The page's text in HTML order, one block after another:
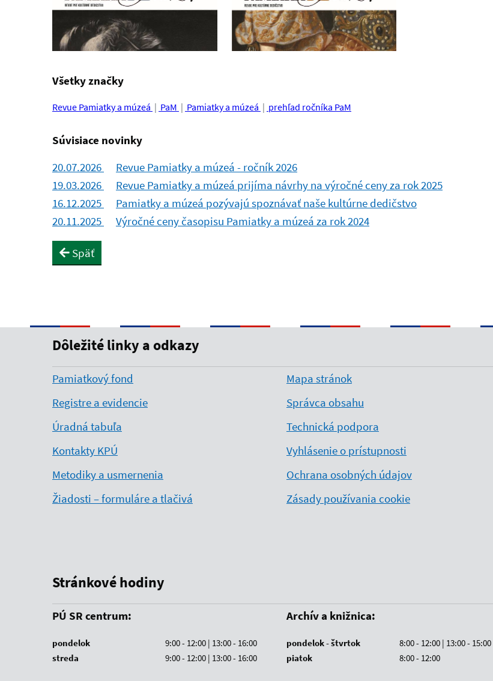
Všetky značky
Revue Pamiatky a múzeá PaM Pamiatky a múzeá prehľad ročníka PaM
Súvisiace novinky
20.07.2026
Revue Pamiatky a múzeá - ročník 2026
19.03.2026
Revue Pamiatky a múzeá prijíma návrhy na výročné ceny za rok 2025
16.12.2025
Pamiatky a múzeá pozývajú spoznávať naše kultúrne dedičstvo
20.11.2025
Výročné ceny časopisu Pamiatky a múzeá za rok 2024
Späť
Dôležité linky a odkazy
Pamiatkový fond
Registre a evidencie
Úradná tabuľa
Kontakty KPÚ
Metodiky a usmernenia
Žiadosti – formuláre a tlačivá
Mapa stránok
Správca obsahu
Technická podpora
Vyhlásenie o prístupnosti
Ochrana osobných údajov
Zásady používania cookie
Stránkové hodiny
PÚ SR centrum:
pondelok
9:00 - 12:00 | 13:00 - 16:00
streda
9:00 - 12:00 | 13:00 - 16:00
Archív a knižnica:
pondelok - štvrtok
8:00 - 12:00 | 13:00 - 15:00
piatok
8:00 - 12:00